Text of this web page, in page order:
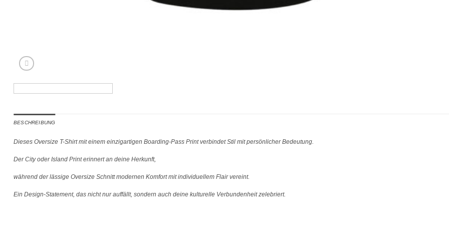
BESCHREIBUNG
Dieses Oversize T-Shirt mit einem einzigartigen Boarding-Pass Print verbindet Stil mit persönlicher Bedeutung.
Der City oder Island Print erinnert an deine Herkunft,
während der lässige Oversize Schnitt modernen Komfort mit individuellem Flair vereint.
Ein Design-Statement, das nicht nur auffällt, sondern auch deine kulturelle Verbundenheit zelebriert.